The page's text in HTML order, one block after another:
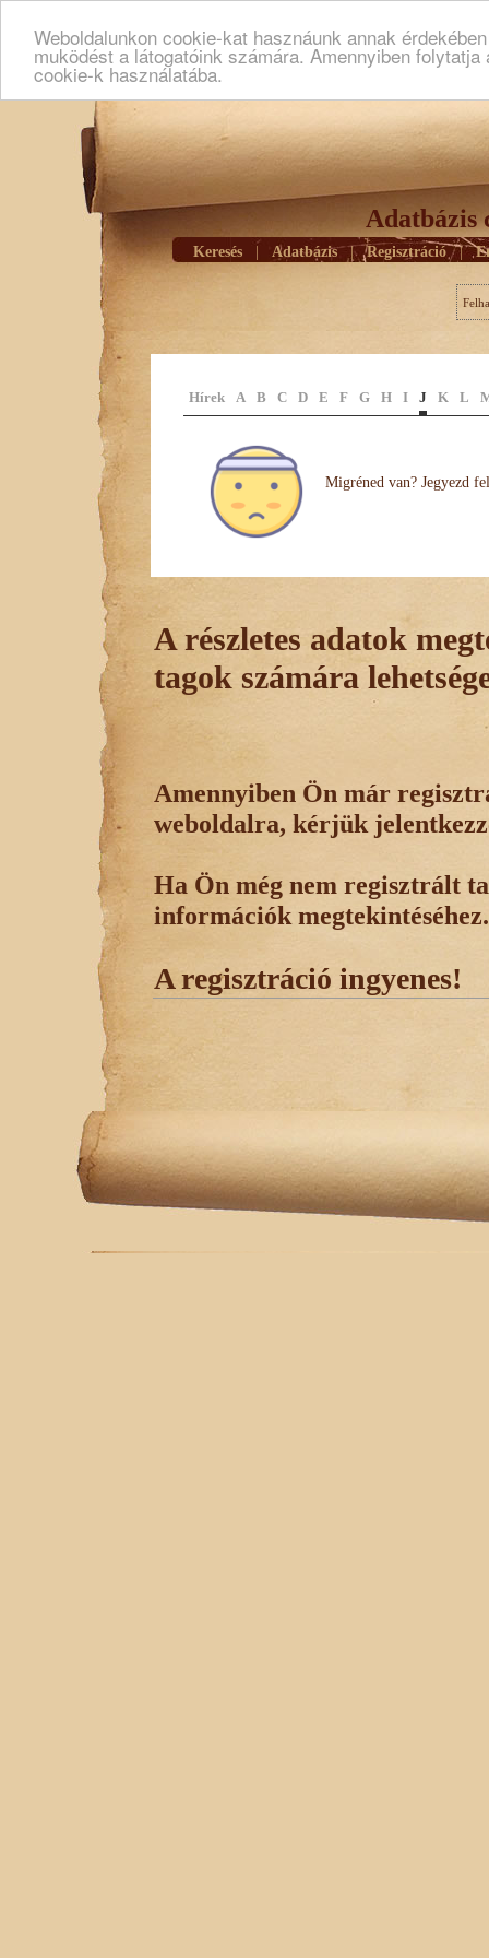
Weboldalunkon cookie-kat hasznáunk annak
muködést a látogatóink számára. Amennyiben
cookie-k használatába.
Adatbázis
Keresés Adatbázis | Regisztráció |
Hírek A B C D E F G H I J K L
Migréned van? Jegyezd
A részletes adatok
tagok számára
Amennyiben Ön már
weboldalra, kérjük
Ha Ön még nem regisztrált
információk megtekintéséhez.
A regisztráció ingyenes!